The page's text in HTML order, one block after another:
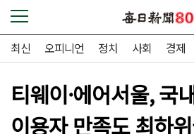
최신 오피니언 정치 사회 경제
티웨이·에어서울, 국
이용자 만족도 최하